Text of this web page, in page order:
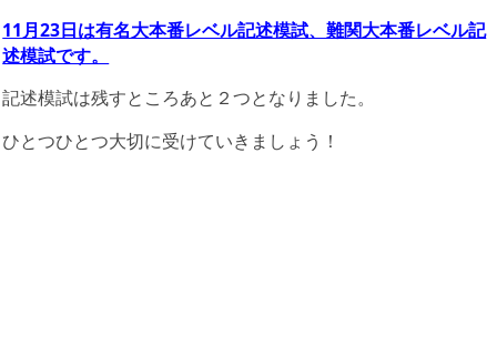
11月23日は有名大本番レベル記述模試、難関大本番レベル記
述模試です。
記述模試は残すところあと２つとなりました。
ひとつひとつ大切に受けていきましょう！